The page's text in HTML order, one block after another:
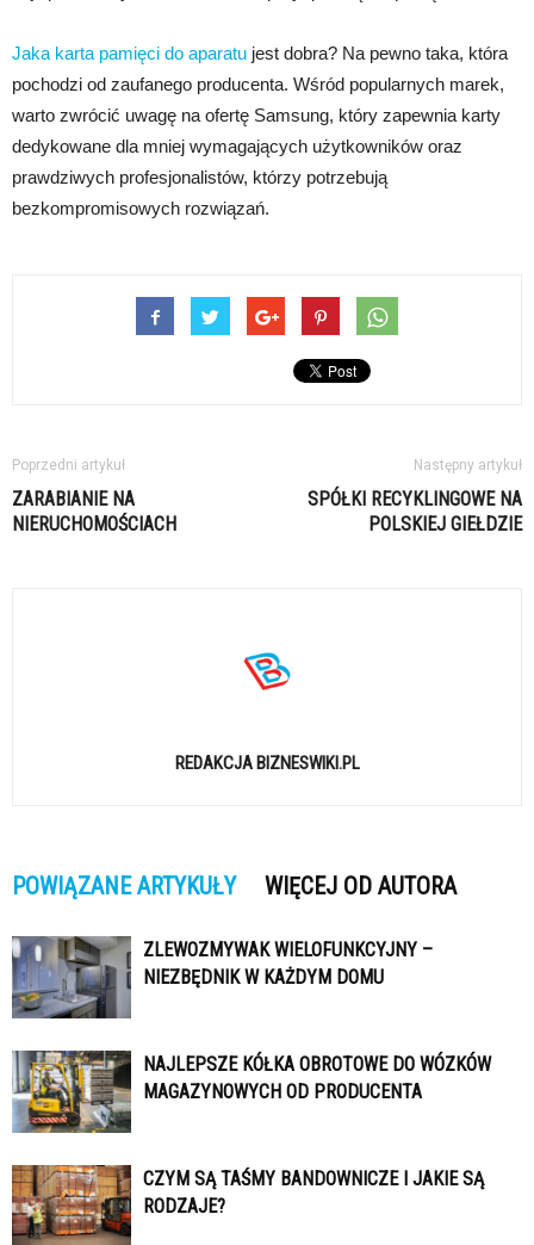
Jaka karta pamięci do aparatu jest dobra? Na pewno taka, która
pochodzi od zaufanego producenta. Wśród popularnych marek,
warto zwrócić uwagę na ofertę Samsung, który zapewnia karty
dedykowane dla mniej wymagających użytkowników oraz
prawdziwych profesjonalistów, którzy potrzebują
bezkompromisowych rozwiązań.
Poprzedni artykuł
ZARABIANIE NA
NIERUCHOMOŚCIACH
Następny artykuł
SPÓŁKI RECYKLINGOWE NA
POLSKIEJ GIEŁDZIE
REDAKCJA BIZNESWIKI.PL
POWIĄZANE ARTYKUŁY WIĘCEJ OD AUTORA
ZLEWOZMYWAK WIELOFUNKCYJNY –
NIEZBĘDNIK W KAŻDYM DOMU
NAJLEPSZE KÓŁKA OBROTOWE DO WÓZKÓW
MAGAZYNOWYCH OD PRODUCENTA
CZYM SĄ TAŚMY BANDOWNICZE I JAKIE SĄ
RODZAJE?